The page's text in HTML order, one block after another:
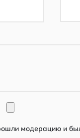
модерацию и